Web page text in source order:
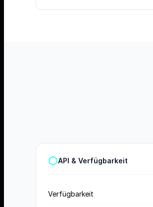
API & Verfügbarkeit
Verfügbarkeit